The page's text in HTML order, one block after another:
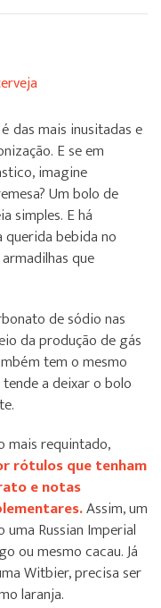
das mais inusitadas e
E se em
imagine
Um bolo de
simples. E há
querida bebida no
que
de sódio nas
da produção de gás
tem o mesmo
a deixar o bolo
mais requintado,
rótulos que tenham
e notas
Assim, um
uma Russian Imperial
ou mesmo cacau. Já
Witbier, precisa ser
laranja.